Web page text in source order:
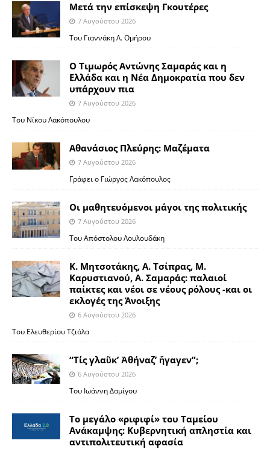
Μετά την επίσκεψη Γκουτέρες
7 Αυγούστου 2026
Του Γιαννάκη Λ. Ομήρου
Ο Τιμωρός Αντώνης Σαμαράς και η
Ελλάδα και η Νέα Δημοκρατία που δεν
υπάρχουν πια
7 Αυγούστου 2026
Του Νίκου Λακόπουλου
Αθανάσιος Πλεύρης: Μαζέματα
7 Αυγούστου 2026
Γράφει ο Γιώργος Λακόπουλος
Οι μαθητευόμενοι μάγοι της πολιτικής
7 Αυγούστου 2026
Του Απόστολου Λουλουδάκη
Κ. Μητσοτάκης, Α. Τσίπρας, Μ.
Καρυστιανού, Α. Σαμαράς: παλαιοί
παίκτες και νέοι σε νέους ρόλους -και οι
εκλογές της Άνοιξης
6 Αυγούστου 2026
Του Ελευθερίου Τζιόλα
“Τίς γλαῦκ’ Ἀθήναζ’ ἤγαγεν”;
6 Αυγούστου 2026
Του Ιωάννη Δαμίγου
Το μεγάλο «ριφιφί» του Ταμείου
Ανάκαμψης: Κυβερνητική απληστία και
αντιπολιτευτική αφασία